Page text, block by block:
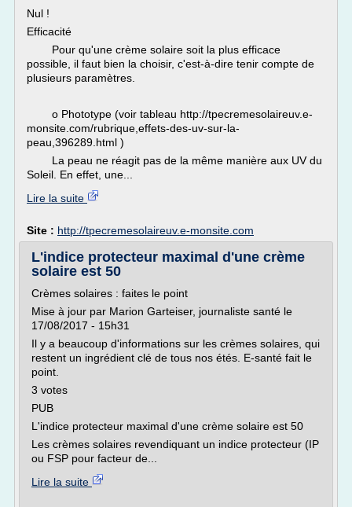
Nul !
Efficacité
Pour qu'une crème solaire soit la plus efficace
possible, il faut bien la choisir, c'est-à-dire tenir compte de
plusieurs paramètres.
o Phototype (voir tableau http://tpecremesolaireuv.e-
monsite.com/rubrique,effets-des-uv-sur-la-
peau,396289.html )
La peau ne réagit pas de la même manière aux UV du
Soleil. En effet, une...
Lire la suite
Site : http://tpecremesolaireuv.e-monsite.com
L'indice protecteur maximal d'une crème
solaire est 50
Crèmes solaires : faites le point
Mise à jour par Marion Garteiser, journaliste santé le
17/08/2017 - 15h31
Il y a beaucoup d'informations sur les crèmes solaires, qui
restent un ingrédient clé de tous nos étés. E-santé fait le
point.
3 votes
PUB
L'indice protecteur maximal d'une crème solaire est 50
Les crèmes solaires revendiquant un indice protecteur (IP
ou FSP pour facteur de...
Lire la suite